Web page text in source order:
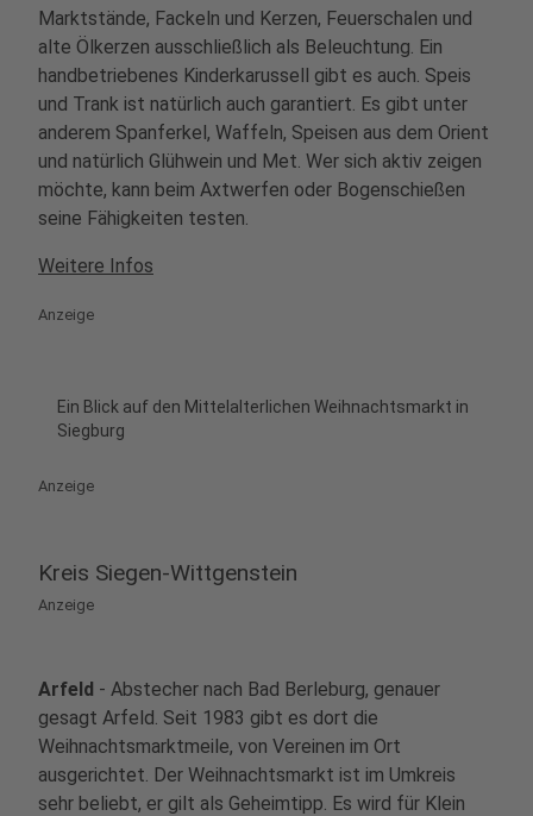
Marktstände, Fackeln und Kerzen, Feuerschalen und
alte Ölkerzen ausschließlich als Beleuchtung. Ein
handbetriebenes Kinderkarussell gibt es auch. Speis
und Trank ist natürlich auch garantiert. Es gibt unter
anderem Spanferkel, Waffeln, Speisen aus dem Orient
und natürlich Glühwein und Met. Wer sich aktiv zeigen
möchte, kann beim Axtwerfen oder Bogenschießen
seine Fähigkeiten testen.
Weitere Infos
Anzeige
Ein Blick auf den Mittelalterlichen Weihnachtsmarkt in
Siegburg
Anzeige
Kreis Siegen-Wittgenstein
Anzeige
Arfeld - Abstecher nach Bad Berleburg, genauer
gesagt Arfeld. Seit 1983 gibt es dort die
Weihnachtsmarktmeile, von Vereinen im Ort
ausgerichtet. Der Weihnachtsmarkt ist im Umkreis
sehr beliebt, er gilt als Geheimtipp. Es wird für Klein